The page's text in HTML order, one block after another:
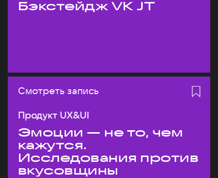
Бэкстейдж VK JT
Смотреть запись
Продукт UX&UI
Эмоции — не то, чем
кажутся.
Исследования против
вкусовщины